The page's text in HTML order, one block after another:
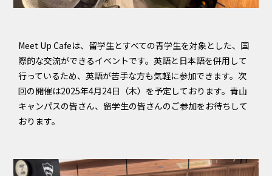
Meet Up Cafeは、留学生とすべての青学生を対象とした、国
際的な交流ができるイベントです。英語と日本語を併用して
行っているため、英語が苦手な方も気軽に参加できます。次
回の開催は2025年4月24日（木）を予定しております。青山
キャンパスの皆さん、留学生の皆さんのご参加をお待ちして
おります。